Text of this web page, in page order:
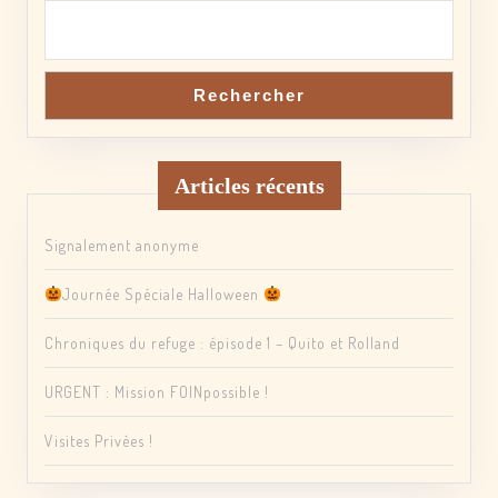
Rechercher
Articles récents
Signalement anonyme
Journée Spéciale Halloween
Chroniques du refuge : épisode 1 – Quito et Rolland
URGENT : Mission FOINpossible !
Visites Privées !